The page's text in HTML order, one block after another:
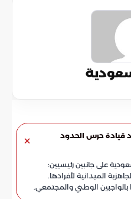
قيادة حرس الحدود
على جانبين رئيسيين:
الميدانية لأفرادها.
الوطني والمجتمعي.